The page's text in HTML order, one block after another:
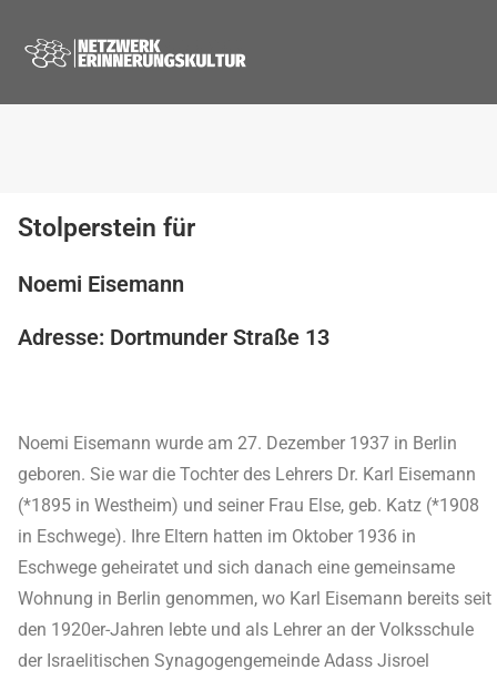
Stolperstein für
Noemi Eisemann
Adresse: Dortmunder Straße 13
Noemi Eisemann wurde am 27. Dezember 1937 in Berlin
geboren. Sie war die Tochter des Lehrers Dr. Karl Eisemann
(*1895 in Westheim) und seiner Frau Else, geb. Katz (*1908
in Eschwege). Ihre Eltern hatten im Oktober 1936 in
Eschwege geheiratet und sich danach eine gemeinsame
Wohnung in Berlin genommen, wo Karl Eisemann bereits seit
den 1920er-Jahren lebte und als Lehrer an der Volksschule
der Israelitischen Synagogengemeinde Adass Jisroel